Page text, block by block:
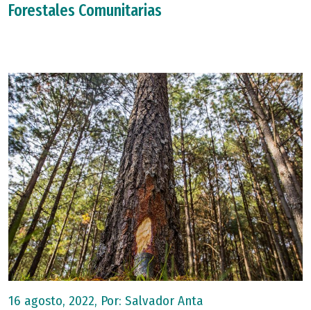
Forestales Comunitarias
16 agosto, 2022, Por: Salvador Anta